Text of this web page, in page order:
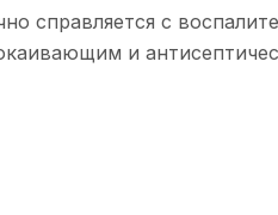
справляется с
и